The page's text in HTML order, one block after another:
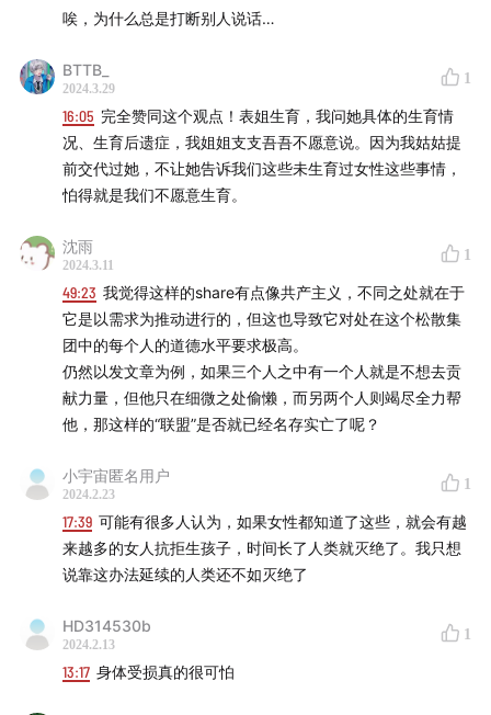
唉，为什么总是打断别人说话…
BTTB_
2024.3.29
1
16:05 完全赞同这个观点！表姐生育，我问她具体的生育情
况、生育后遗症，我姐姐支支吾吾不愿意说。因为我姑姑提
前交代过她，不让她告诉我们这些未生育过女性这些事情，
怕得就是我们不愿意生育。
沈雨
2024.3.11
1
49:23 我觉得这样的share有点像共产主义，不同之处就在于
它是以需求为推动进行的，但这也导致它对处在这个松散集
团中的每个人的道德水平要求极高。
仍然以发文章为例，如果三个人之中有一个人就是不想去贡
献力量，但他只在细微之处偷懒，而另两个人则竭尽全力帮
他，那这样的“联盟”是否就已经名存实亡了呢？
小宇宙匿名用户
2024.2.23
1
17:39 可能有很多人认为，如果女性都知道了这些，就会有越
来越多的女人抗拒生孩子，时间长了人类就灭绝了。我只想
说靠这办法延续的人类还不如灭绝了
HD314530b
2024.2.13
1
13:17 身体受损真的很可怕